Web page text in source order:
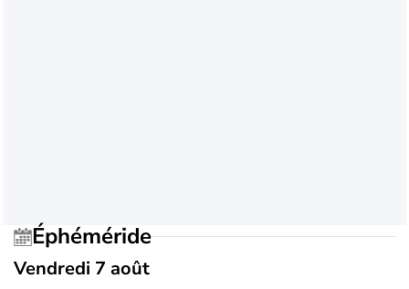
Éphéméride
Vendredi 7 août